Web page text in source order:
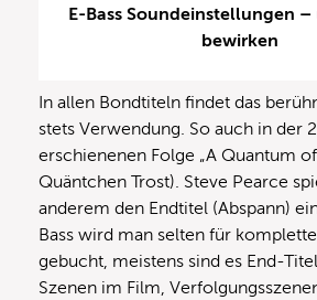
E-Bass Soundeinstellungen –
bewirken
In allen Bondtiteln findet das
stets Verwendung. So auch in der
erschienenen Folge „A Quantum
Quäntchen Trost). Steve Pearce
anderem den Endtitel (Abspann)
Bass wird man selten für
gebucht, meistens sind es End-
Szenen im Film,